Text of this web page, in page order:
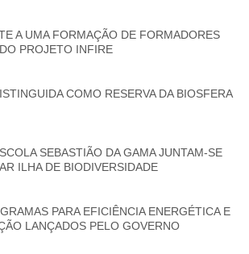
A UMA FORMAÇÃO DE FORMADORES
PROJETO INFIRE
COMO RESERVA DA BIOSFERA
SEBASTIÃO DA GAMA JUNTAM-SE
ILHA DE BIODIVERSIDADE
PARA EFICIÊNCIA ENERGÉTICA E
LANÇADOS PELO GOVERNO